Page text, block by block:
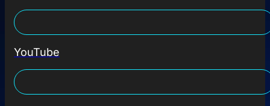
YouTube